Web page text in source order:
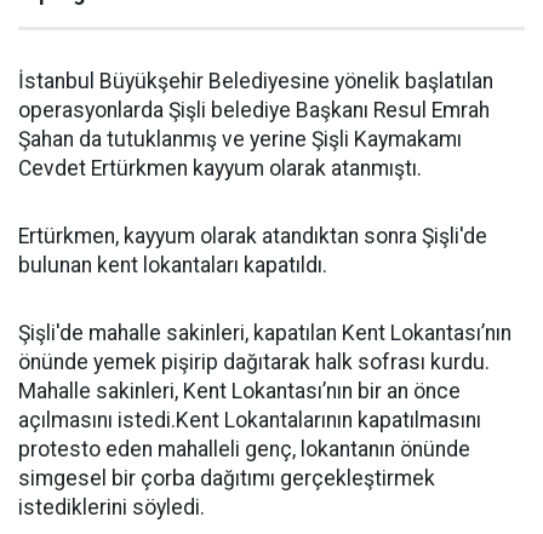
İstanbul Büyükşehir Belediyesine yönelik başlatılan
operasyonlarda Şişli belediye Başkanı Resul Emrah
Şahan da tutuklanmış ve yerine Şişli Kaymakamı
Cevdet Ertürkmen kayyum olarak atanmıştı.
Ertürkmen, kayyum olarak atandıktan sonra Şişli'de
bulunan kent lokantaları kapatıldı.
Şişli'de mahalle sakinleri, kapatılan Kent Lokantası’nın
önünde yemek pişirip dağıtarak halk sofrası kurdu.
Mahalle sakinleri, Kent Lokantası’nın bir an önce
açılmasını istedi.Kent Lokantalarının kapatılmasını
protesto eden mahalleli genç, lokantanın önünde
simgesel bir çorba dağıtımı gerçekleştirmek
istediklerini söyledi.